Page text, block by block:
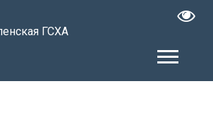
ГСХА